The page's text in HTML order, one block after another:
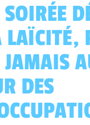
LAÏCITÉ,
JAMAIS
DES